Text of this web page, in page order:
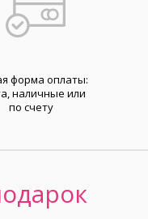
форма оплаты:
наличные или
по счету